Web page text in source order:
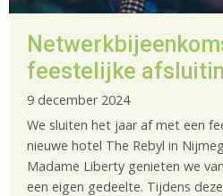
feestelijke
9 december 2024
We sluiten het jaar af met een
nieuwe hotel The Rebyl in
Madame Liberty genieten we
een eigen gedeelte. Tijdens